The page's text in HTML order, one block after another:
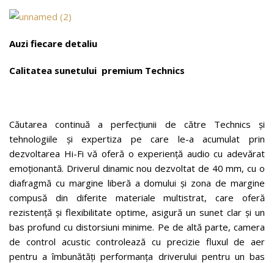
Auzi fiecare detaliu
Calitatea sunetului premium Technics
Căutarea continuă a perfecțiunii de către Technics și
tehnologiile și expertiza pe care le-a acumulat prin
dezvoltarea Hi-Fi vă oferă o experiență audio cu adevărat
emoționantă. Driverul dinamic nou dezvoltat de 40 mm, cu o
diafragmă cu margine liberă a domului și zona de margine
compusă din diferite materiale multistrat, care oferă
rezistență și flexibilitate optime, asigură un sunet clar și un
bas profund cu distorsiuni minime. Pe de altă parte, camera
de control acustic controlează cu precizie fluxul de aer
pentru a îmbunătăți performanța driverului pentru un bas